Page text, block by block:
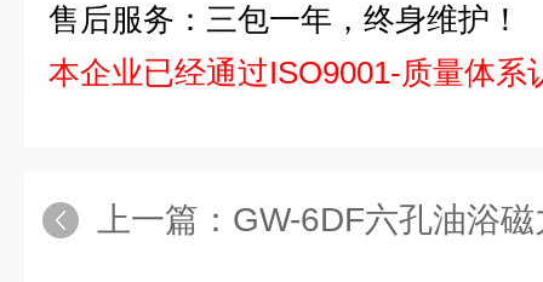
售后服务：三包一年，终身维护！
本企业已经通过ISO9001-质量体系
上一篇： GW-6DF六孔油浴